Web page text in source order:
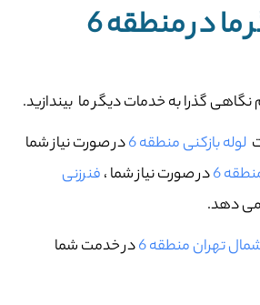
در منطقه 6
گذرا به خدمات دیگر ما بیندازید.
لوله بازکنی منطقه 6 در صورت نیاز شما
6 در صورت نیاز شما ،فنرزنی
می دهد.
تهران منطقه 6 در خدمت شما